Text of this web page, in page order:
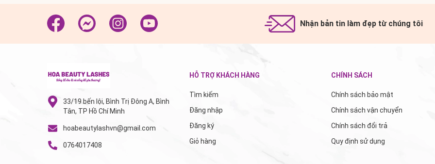
Nhận bản tin làm đẹp từ chúng tôi
33/19 bến lội, Bình Trị Đông A, Bình
Tân, TP Hồ Chí Minh
hoabeautylashvn@gmail.com
0764017408
HỖ TRỢ KHÁCH HÀNG
Tìm kiếm
Đăng nhập
Đăng ký
Giỏ hàng
CHÍNH SÁCH
Chính sách bảo mật
Chính sách vận chuyển
Chính sách đổi trả
Quy định sử dụng